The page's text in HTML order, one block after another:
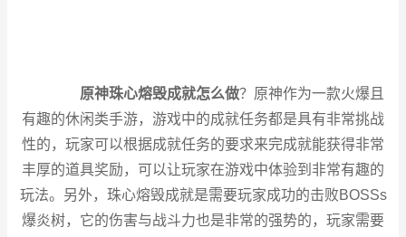
原神珠心熔毁成就怎么做？原神作为一款火爆且
有趣的休闲类手游，游戏中的成就任务都是具有非常挑战
性的，玩家可以根据成就任务的要求来完成就能获得非常
丰厚的道具奖励，可以让玩家在游戏中体验到非常有趣的
玩法。另外，珠心熔毁成就是需要玩家成功的击败BOSSs
爆炎树，它的伤害与战斗力也是非常的强势的，玩家需要